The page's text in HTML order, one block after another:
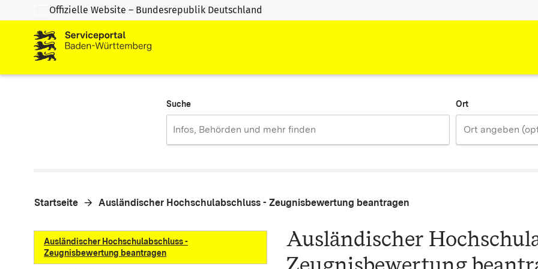
Zum Inhalt springen
Zur Suche springen
Offizielle Website – Bundesrepublik Deutschland
Suche Ort
Startseite Ausländischer Hochschulabschluss - Zeugnisbewertung beantragen
Ausländischer Hochschulabschluss -
Zeugnisbewertung beantragen
Ausländischer